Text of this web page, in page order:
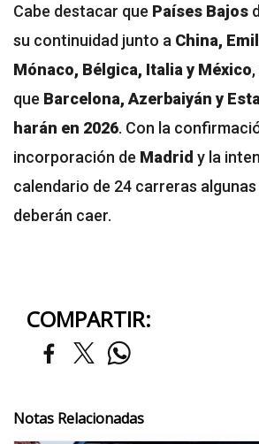
Cabe destacar que Países Bajos
su continuidad junto a China,
Mónaco, Bélgica, Italia y México
que Barcelona, Azerbaiyán y
harán en 2026. Con la
incorporación de Madrid y la
calendario de 24 carreras
deberán caer.
COMPARTIR:
Notas Relacionadas